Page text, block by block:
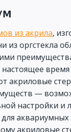
из акрила,
из оргстекла
настоящее
акриловые
—
настройки и
аквариумных
акриловые